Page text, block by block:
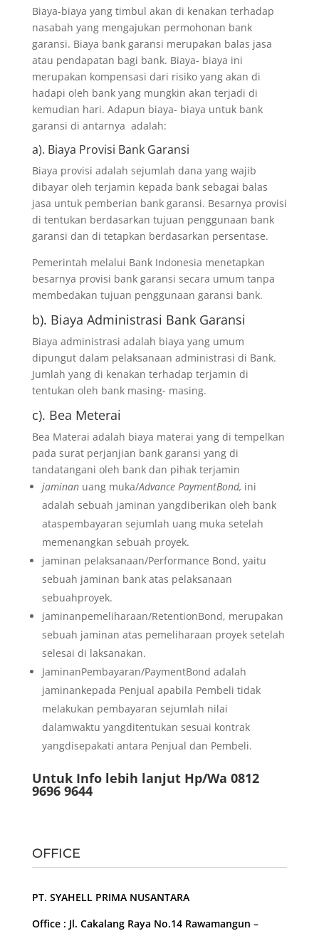
Biaya-biaya yang timbul akan di kenakan terhadap
nasabah yang mengajukan permohonan bank
garansi. Biaya bank garansi merupakan balas jasa
atau pendapatan bagi bank. Biaya- biaya ini
merupakan kompensasi dari risiko yang akan di
hadapi oleh bank yang mungkin akan terjadi di
kemudian hari. Adapun biaya- biaya untuk bank
garansi di antarnya adalah:
a). Biaya Provisi Bank Garansi
Biaya provisi adalah sejumlah dana yang wajib
dibayar oleh terjamin kepada bank sebagai balas
jasa untuk pemberian bank garansi. Besarnya provisi
di tentukan berdasarkan tujuan penggunaan bank
garansi dan di tetapkan berdasarkan persentase.
Pemerintah melalui Bank Indonesia menetapkan
besarnya provisi bank garansi secara umum tanpa
membedakan tujuan penggunaan garansi bank.
b). Biaya Administrasi Bank Garansi
Biaya administrasi adalah biaya yang umum
dipungut dalam pelaksanaan administrasi di Bank.
Jumlah yang di kenakan terhadap terjamin di
tentukan oleh bank masing- masing.
c). Bea Meterai
Bea Materai adalah biaya materai yang di tempelkan
pada surat perjanjian bank garansi yang di
tandatangani oleh bank dan pihak terjamin
jaminan uang muka/Advance PaymentBond, ini
adalah sebuah jaminan yangdiberikan oleh bank
ataspembayaran sejumlah uang muka setelah
memenangkan sebuah proyek.
jaminan pelaksanaan/Performance Bond, yaitu
sebuah jaminan bank atas pelaksanaan
sebuahproyek.
jaminanpemeliharaan/RetentionBond, merupakan
sebuah jaminan atas pemeliharaan proyek setelah
selesai di laksanakan.
JaminanPembayaran/PaymentBond adalah
jaminankepada Penjual apabila Pembeli tidak
melakukan pembayaran sejumlah nilai
dalamwaktu yangditentukan sesuai kontrak
yangdisepakati antara Penjual dan Pembeli.
Untuk Info lebih lanjut Hp/Wa 0812
9696 9644
OFFICE
PT. SYAHELL PRIMA NUSANTARA
Office : Jl. Cakalang Raya No.14 Rawamangun –